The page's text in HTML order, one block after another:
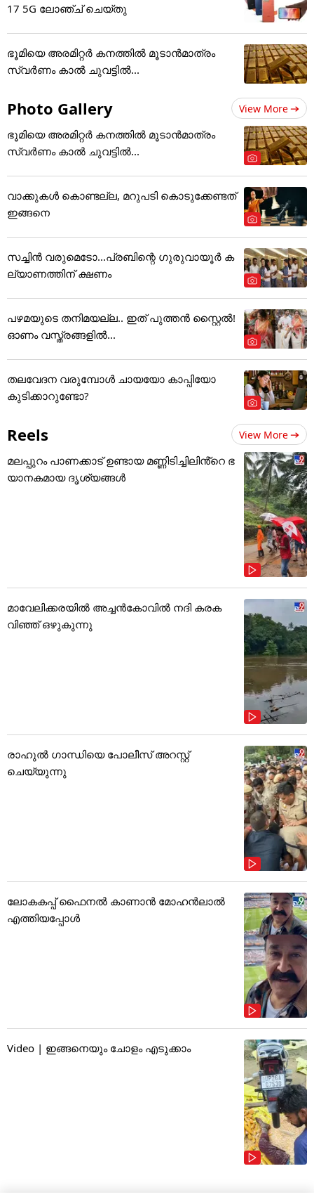
17 5G ലോഞ്ച് ചെയ്തു
ഭൂമിയെ അരമിറ്റർ കനത്തിൽ മൂടാൻമാത്രം
സ്വർണം കാൽ ചുവട്ടിൽ...
Photo Gallery View More
ഭൂമിയെ അരമിറ്റർ കനത്തിൽ മൂടാൻമാത്രം
സ്വർണം കാൽ ചുവട്ടിൽ...
വാക്കുകൾ കൊണ്ടല്ല, മറുപടി കൊടുക്കേണ്ടത്
ഇങ്ങനെ
സച്ചിന്‍ വരുമെടോ...പ്രബിന്റെ ഗുരുവായൂര്‍ ക
ല്യാണത്തിന് ക്ഷണം
പഴമയുടെ തനിമയല്ല.. ഇത് പുത്തൻ സ്റ്റൈൽ!
ഓണം വസ്ത്രങ്ങളിൽ...
തലവേദന വരുമ്പോൾ ചായയോ കാപ്പിയോ
കുടിക്കാറുണ്ടോ?
Reels View More
മലപ്പുറം പാണക്കാട് ഉണ്ടായ മണ്ണിടിച്ചിലിൻ്റെ ഭ
യാനകമായ ദൃശ്യങ്ങൾ
മാവേലിക്കരയിൽ അച്ചൻകോവിൽ നദി കരക
വിഞ്ഞ് ഒഴുകുന്നു
രാഹുൽ ഗാന്ധിയെ പോലീസ് അറസ്റ്റ്
ചെയ്യുന്നു
ലോകകപ്പ് ഫൈനൽ കാണാൻ മോഹൻലാൽ
എത്തിയപ്പോൾ
Video | ഇങ്ങനെയും ചോളം എടുക്കാം